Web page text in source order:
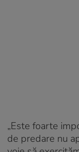
„Este foarte
de predare nu